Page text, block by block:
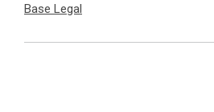
Base Legal